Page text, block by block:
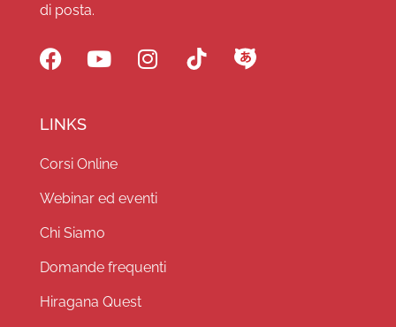
di posta.
LINKS
Corsi Online
Webinar ed eventi
Chi Siamo
Domande frequenti
Hiragana Quest